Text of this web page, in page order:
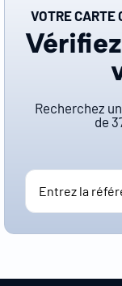
VOTRE CARTE
Recherchez
de